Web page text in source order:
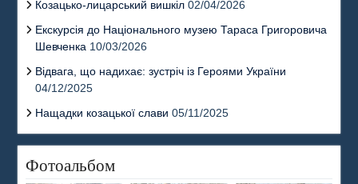
Козацько-лицарський вишкіл 02/04/2026
Екскурсія до Національного музею Тараса Григоровича
Шевченка 10/03/2026
Відвага, що надихає: зустріч із Героями України
04/12/2025
Нащадки козацької слави 05/11/2025
Фотоальбом